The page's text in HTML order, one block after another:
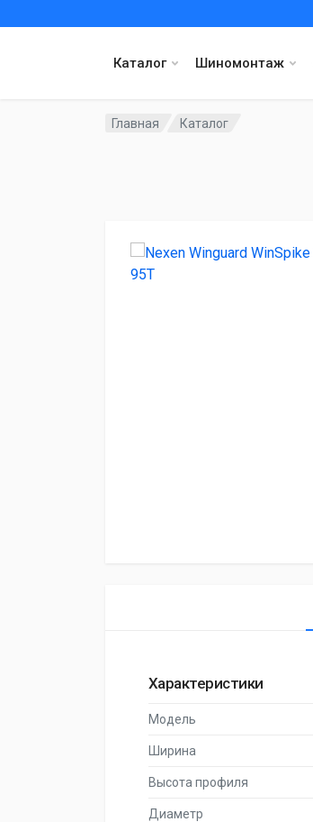
Каталог Шиномонтаж
Главная
Каталог
Характеристики
Модель
Ширина
Высота профиля
Диаметр